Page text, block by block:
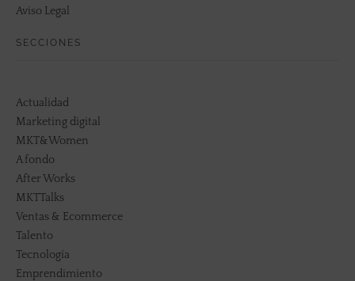
Aviso Legal
SECCIONES
Actualidad
Marketing digital
MKT&Women
A fondo
After Works
MKTTalks
Ventas & Ecommerce
Talento
Tecnología
Emprendimiento